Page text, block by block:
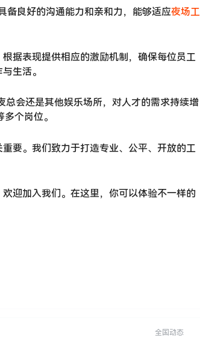
备良好的沟通能力和亲和力，能够适应夜场工
据表现提供相应的激励机制，确保每位员工
生活。
会还是其他娱乐场所，对人才的需求持续增
个岗位。
要。我们致力于打造专业、公平、开放的工
迎加入我们。在这里，你可以体验不一样的
全国动态